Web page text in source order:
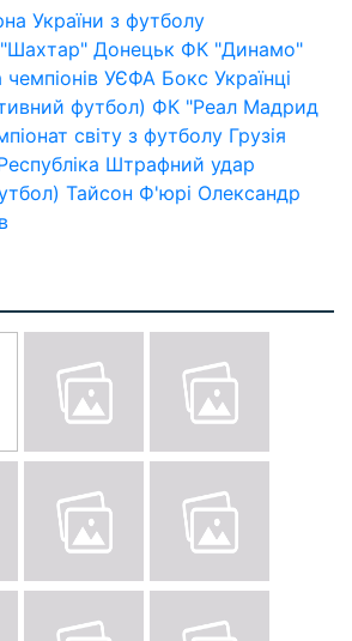
України з футболу
Донецьк ФК "Динамо"
чемпіонів УЄФА Бокс Українці
футбол) ФК "Реал Мадрид
світу з футболу Грузія
Штрафний удар
Тайсон Ф'юрі Олександр